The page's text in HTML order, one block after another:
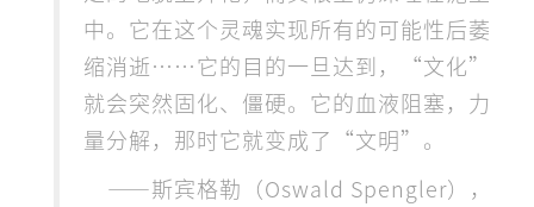
中。它在这个灵魂实现所有的可能性后萎
缩消逝……它的目的一旦达到，“文化”
就会突然固化、僵硬。它的血液阻塞，力
量分解，那时它就变成了“文明”。
——斯宾格勒（Oswald Spengler），